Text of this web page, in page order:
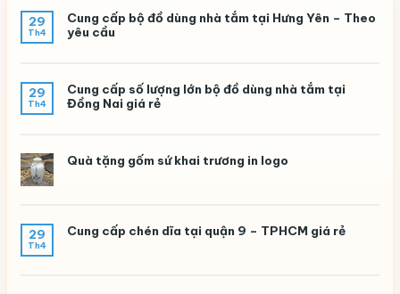
29
Th4
Cung cấp bộ đồ dùng nhà tắm tại Hưng Yên – Theo
yêu cầu
29
Th4
Cung cấp số lượng lớn bộ đồ dùng nhà tắm tại
Đồng Nai giá rẻ
Quà tặng gốm sứ khai trương in logo
29
Th4
Cung cấp chén dĩa tại quận 9 – TPHCM giá rẻ